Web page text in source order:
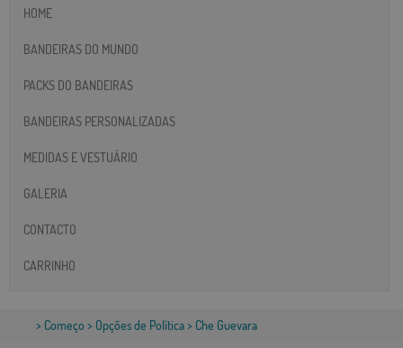
HOME
BANDEIRAS DO MUNDO
PACKS DO BANDEIRAS
BANDEIRAS PERSONALIZADAS
MEDIDAS E VESTUÁRIO
GALERIA
CONTACTO
CARRINHO
> Começo > Opções de Política> Che Guevara